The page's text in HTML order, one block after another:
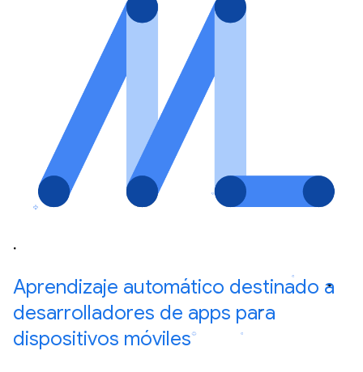
Aprendizaje automático destinado a
desarrolladores de apps para
dispositivos móviles